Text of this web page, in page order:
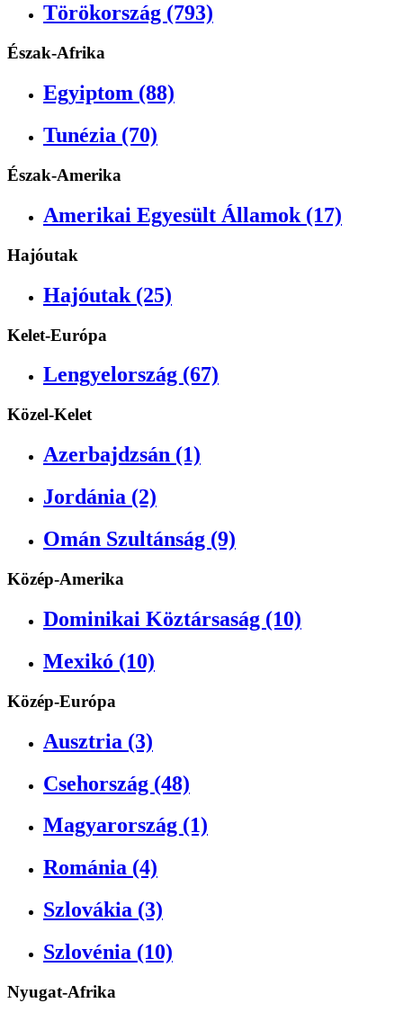
Törökország (793)
Észak-Afrika
Egyiptom (88)
Tunézia (70)
Észak-Amerika
Amerikai Egyesült Államok (17)
Hajóutak
Hajóutak (25)
Kelet-Európa
Lengyelország (67)
Közel-Kelet
Azerbajdzsán (1)
Jordánia (2)
Omán Szultánság (9)
Közép-Amerika
Dominikai Köztársaság (10)
Mexikó (10)
Közép-Európa
Ausztria (3)
Csehország (48)
Magyarország (1)
Románia (4)
Szlovákia (3)
Szlovénia (10)
Nyugat-Afrika